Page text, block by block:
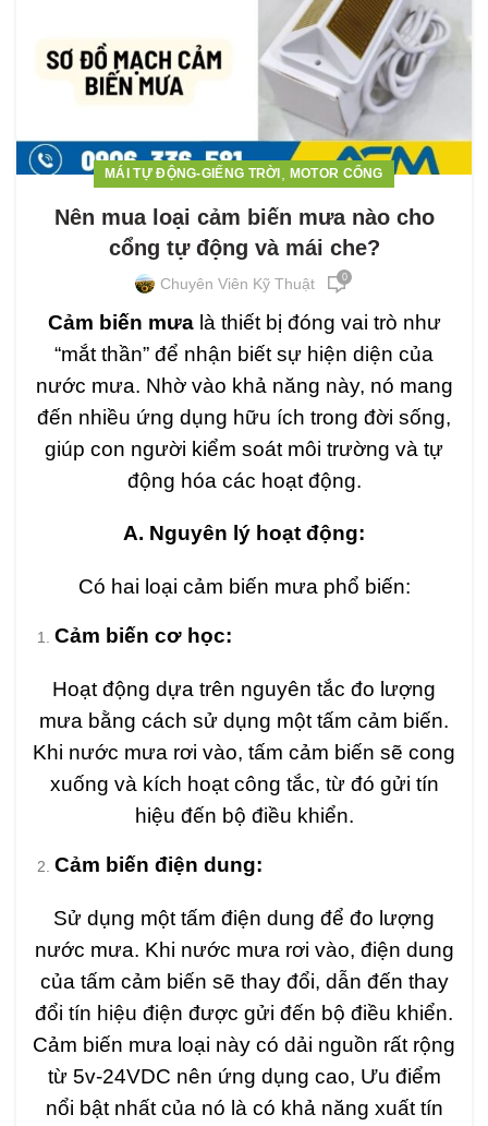
MÁI TỰ ĐỘNG-GIẾNG TRỜI MOTOR CỔNG
Nên mua loại cảm biến mưa nào cho
cổng tự động và mái che?
Chuyên Viên Kỹ Thuật 0
Cảm biến mưalà thiết bị đóng vai trò như
“mắt thần” để nhận biết sự hiện diện của
nước mưa. Nhờ vào khả năng này, nó mang
đến nhiều ứng dụng hữu ích trong đời sống,
giúp con người kiểm soát môi trường và tự
động hóa các hoạt động.
A. Nguyên lý hoạt động:
Có hai loại cảm biến mưa phổ biến:
Cảm biến cơ học:
Hoạt động dựa trên nguyên tắc đo lượng
mưa bằng cách sử dụng một tấm cảm biến.
Khi nước mưa rơi vào, tấm cảm biến sẽ cong
xuống và kích hoạt công tắc, từ đó gửi tín
hiệu đến bộ điều khiển.
Cảm biến điện dung:
Sử dụng một tấm điện dung để đo lượng
nước mưa. Khi nước mưa rơi vào, điện dung
của tấm cảm biến sẽ thay đổi, dẫn đến thay
đổi tín hiệu điện được gửi đến bộ điều khiển.
Cảm biến mưa loại này có dải nguồn rất rộng
từ 5v-24VDC nên ứng dụng cao, Ưu điểm
nổi bật nhất của nó là có khả năng xuất tín